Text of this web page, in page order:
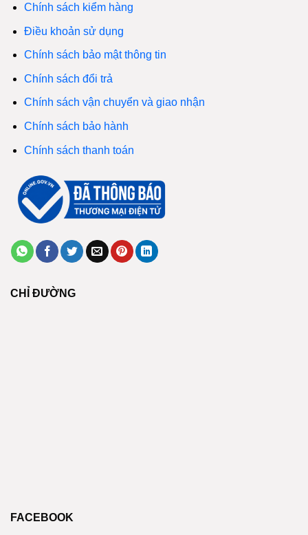
Chính sách kiểm hàng
Điều khoản sử dụng
Chính sách bảo mật thông tin
Chính sách đổi trả
Chính sách vận chuyển và giao nhận
Chính sách bảo hành
Chính sách thanh toán
CHỈ ĐƯỜNG
FACEBOOK